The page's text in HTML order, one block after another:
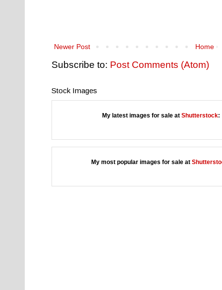
Newer Post Home
Subscribe to: Post Comments (Atom)
Stock Images
My latest images for sale at Shutterstock:
My most popular images for sale at